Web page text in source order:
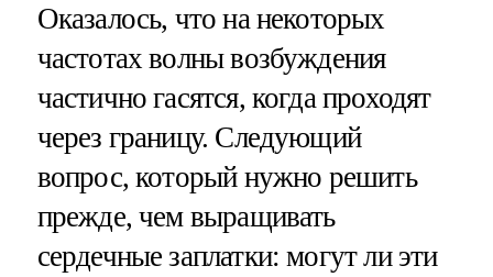
Оказалось, что на некоторых
частотах волны возбуждения
частично гасятся, когда проходят
через границу. Следующий
вопрос, который нужно решить
прежде, чем выращивать
сердечные заплатки: могут ли эти